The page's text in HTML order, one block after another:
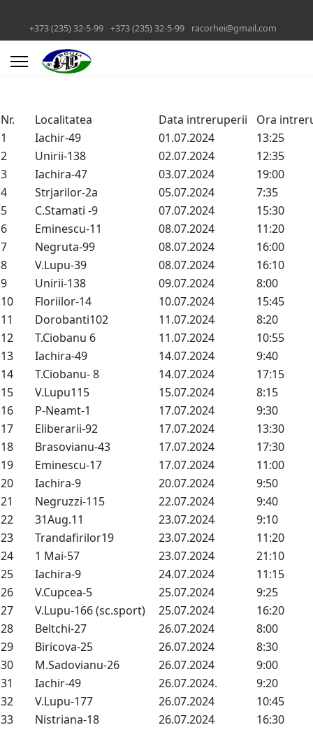
+373 (235) 32-5-99 +373 (235) 32-5-99 racorhei@gmail.com
Nr. Localitatea Data intreruperii
Ora
1
Iachir-49 01.07.2024
13:25
2
Unirii-138 02.07.2024
12:35
3
Iachira-47 03.07.2024
19:00
4
Strjarilor-2a 05.07.2024
7:35
5
C.Stamati -9 07.07.2024
15:30
6
Eminescu-11 08.07.2024
11:20
7
Negruta-99 08.07.2024
16:00
8
V.Lupu-39 08.07.2024
16:10
9
Unirii-138 09.07.2024
8:00
10
Floriilor-14 10.07.2024
15:45
11
Dorobanti102 11.07.2024
8:20
12
T.Ciobanu 6 11.07.2024
10:55
13
Iachira-49 14.07.2024
9:40
14
T.Ciobanu- 8 14.07.2024
17:15
15
V.Lupu115 15.07.2024
8:15
16
P-Neamt-1 17.07.2024
9:30
17
Eliberarii-92 17.07.2024
13:30
18
Brasovianu-43 17.07.2024
17:30
19
Eminescu-17 17.07.2024
11:00
20
Iachira-9 20.07.2024
9:50
21
Negruzzi-115 22.07.2024
9:40
22
31Aug.11 23.07.2024
9:10
23
Trandafirilor19 23.07.2024
11:20
24
1 Mai-57 23.07.2024
21:10
25
Iachira-9 24.07.2024
11:15
26
V.Cupcea-5 25.07.2024
9:25
27
V.Lupu-166 (sc.sport) 25.07.2024
16:20
28
Beltchi-27 26.07.2024
8:00
29
Biricova-25 26.07.2024
8:30
30
M.Sadovianu-26 26.07.2024
9:00
31
Iachir-49 26.07.2024.
9:20
32
V.Lupu-177 26.07.2024
10:45
33
Nistriana-18 26.07.2024
16:30